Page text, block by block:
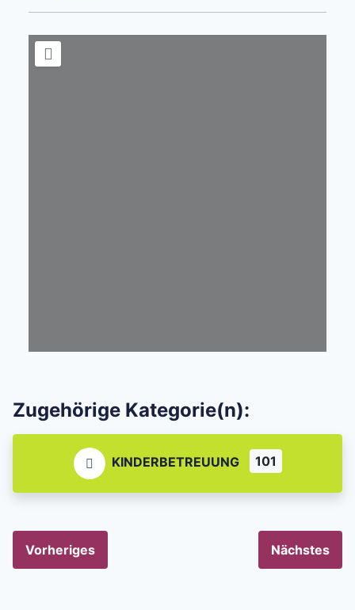
Zugehörige Kategorie(n):
KINDERBETREUUNG 101
Vorheriges Nächstes